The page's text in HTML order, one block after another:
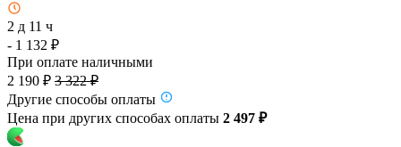
2 д 11 ч
- 1 132 ₽
При оплате наличными
2 190 ₽ 3 322 ₽
Другие способы оплаты
Цена при других способах оплаты 2 497 ₽